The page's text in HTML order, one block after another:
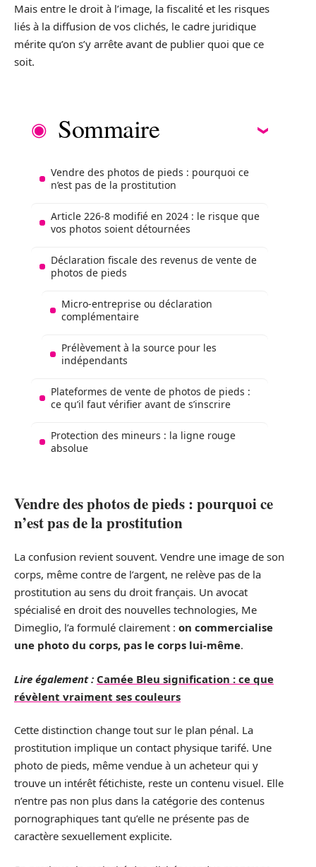
Mais entre le droit à l’image, la fiscalité et les risques
liés à la diffusion de vos clichés, le cadre juridique
mérite qu’on s’y arrête avant de publier quoi que ce
soit.
Sommaire
Vendre des photos de pieds : pourquoi ce
n’est pas de la prostitution
Article 226-8 modifié en 2024 : le risque que
vos photos soient détournées
Déclaration fiscale des revenus de vente de
photos de pieds
Micro-entreprise ou déclaration
complémentaire
Prélèvement à la source pour les
indépendants
Plateformes de vente de photos de pieds :
ce qu’il faut vérifier avant de s’inscrire
Protection des mineurs : la ligne rouge
absolue
Vendre des photos de pieds : pourquoi ce
n’est pas de la prostitution
La confusion revient souvent. Vendre une image de son
corps, même contre de l’argent, ne relève pas de la
prostitution au sens du droit français. Un avocat
spécialisé en droit des nouvelles technologies, Me
Dimeglio, l’a formulé clairement : on commercialise
une photo du corps, pas le corps lui-même.
Lire également : Camée Bleu signification : ce que
révèlent vraiment ses couleurs
Cette distinction change tout sur le plan pénal. La
prostitution implique un contact physique tarifé. Une
photo de pieds, même vendue à un acheteur qui y
trouve un intérêt fétichiste, reste un contenu visuel. Elle
n’entre pas non plus dans la catégorie des contenus
pornographiques tant qu’elle ne présente pas de
caractère sexuellement explicite.